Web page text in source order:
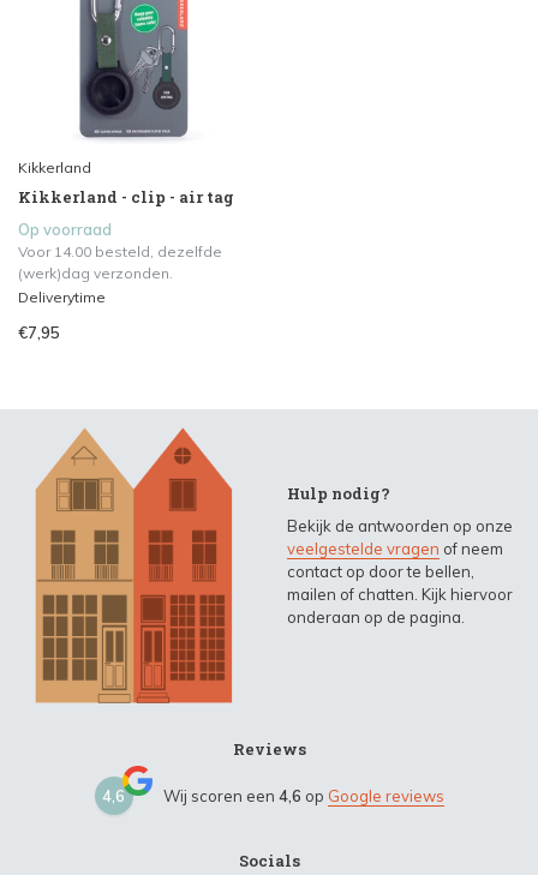
Kikkerland
Kikkerland - clip - air tag
Op voorraad
Voor 14.00 besteld, dezelfde
(werk)dag verzonden.
Deliverytime
€7,95
Hulp nodig?
Bekijk de antwoorden op onze
veelgestelde vragen of neem
contact op door te bellen,
mailen of chatten. Kijk hiervoor
onderaan op de pagina.
Reviews
4,6 Wij scoren een 4,6 op Google reviews
Socials